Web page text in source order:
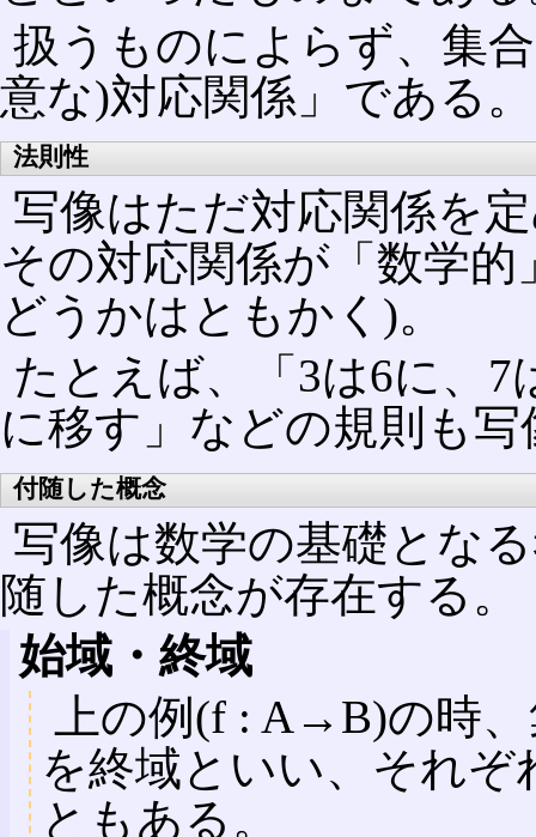
扱うものによらず、集
意な)対応関係」である。
法則性
写像はただ対応関係を
その対応関係が「数学
どうかはともかく)。
たとえば、「3は6に、7
に移す」などの規則も
付随した概念
写像は数学の基礎とな
随した概念が存在する。
始域・終域
上の例(f : A→B)の時
を終域といい、それぞ
ともある。